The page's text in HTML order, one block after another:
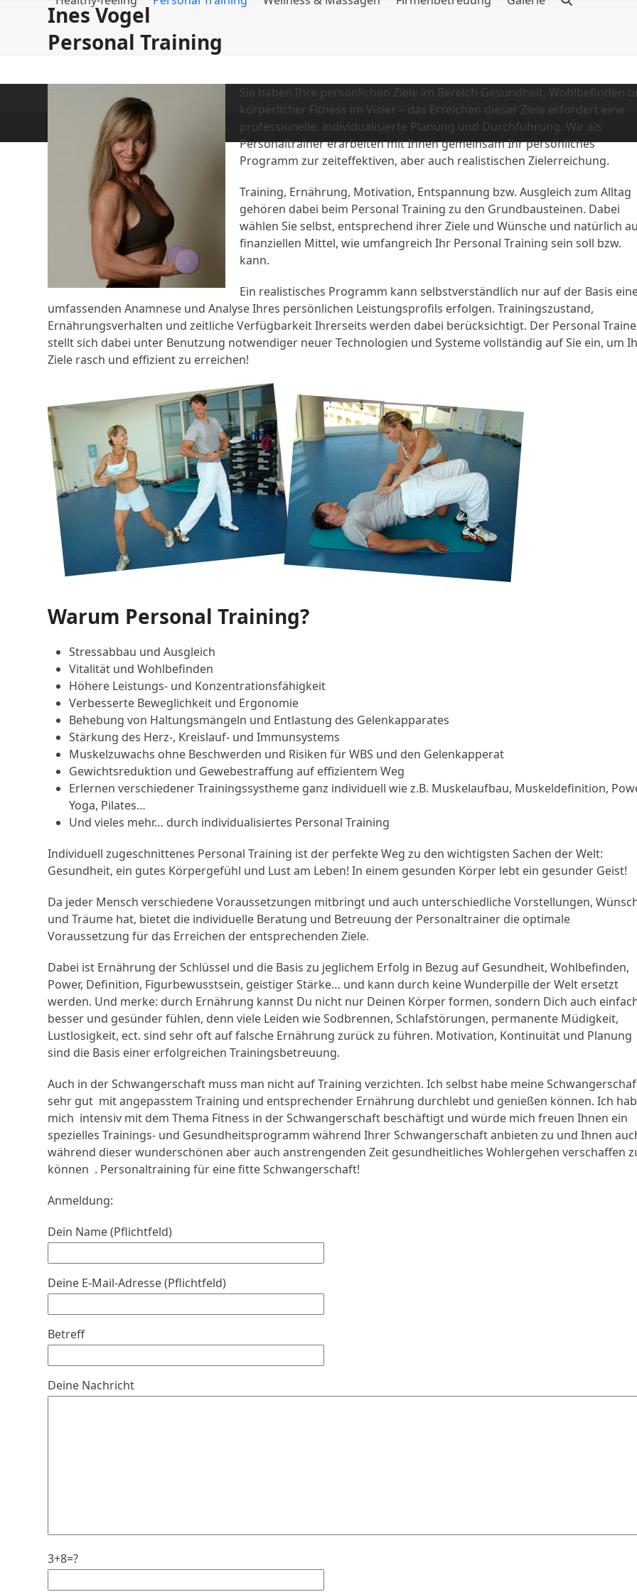
Ines Vogel
Personal Training
Sie haben Ihre persönlichen Ziele im Bereich Gesundheit, Wohlbefinden
körperlicher Fitness im Visier – das Erreichen dieser Ziele erfordert eine
professionelle, individualisierte Planung und Durchführung. Wir als
Personaltrainer erarbeiten mit Ihnen gemeinsam Ihr persönliches
Programm zur zeiteffektiven, aber auch realistischen Zielerreichung.
Training, Ernährung, Motivation, Entspannung bzw. Ausgleich zum Alltag
gehören dabei beim Personal Training zu den Grundbausteinen. Dabei
wählen Sie selbst, entsprechend ihrer Ziele und Wünsche und natürlich
finanziellen Mittel, wie umfangreich Ihr Personal Training sein soll bzw.
kann.
Ein realistisches Programm kann selbstverständlich nur auf der Basis
umfassenden Anamnese und Analyse Ihres persönlichen Leistungsprofils erfolgen. Trainingszustand,
Ernährungsverhalten und zeitliche Verfügbarkeit Ihrerseits werden dabei berücksichtigt. Der Personal
stellt sich dabei unter Benutzung notwendiger neuer Technologien und Systeme vollständig auf Sie ein, um
Ziele rasch und effizient zu erreichen!
Warum Personal Training?
Stressabbau und Ausgleich
Vitalität und Wohlbefinden
Höhere Leistungs- und Konzentrationsfähigkeit
Verbesserte Beweglichkeit und Ergonomie
Behebung von Haltungsmängeln und Entlastung des Gelenkapparates
Stärkung des Herz-, Kreislauf- und Immunsystems
Muskelzuwachs ohne Beschwerden und Risiken für WBS und den Gelenkapperat
Gewichtsreduktion und Gewebestraffung auf effizientem Weg
Erlernen verschiedener Trainingssystheme ganz individuell wie z.B. Muskelaufbau, Muskeldefinition,
Yoga, Pilates…
Und vieles mehr… durch individualisiertes Personal Training
Individuell zugeschnittenes Personal Training ist der perfekte Weg zu den wichtigsten Sachen der Welt:
Gesundheit, ein gutes Körpergefühl und Lust am Leben! In einem gesunden Körper lebt ein gesunder Geist!
Da jeder Mensch verschiedene Voraussetzungen mitbringt und auch unterschiedliche Vorstellungen,
und Träume hat, bietet die individuelle Beratung und Betreuung der Personaltrainer die optimale
Voraussetzung für das Erreichen der entsprechenden Ziele.
Dabei ist Ernährung der Schlüssel und die Basis zu jeglichem Erfolg in Bezug auf Gesundheit, Wohlbefinden,
Power, Definition, Figurbewusstsein, geistiger Stärke… und kann durch keine Wunderpille der Welt ersetzt
werden. Und merke: durch Ernährung kannst Du nicht nur Deinen Körper formen, sondern Dich auch
besser und gesünder fühlen, denn viele Leiden wie Sodbrennen, Schlafstörungen, permanente Müdigkeit,
Lustlosigkeit, ect. sind sehr oft auf falsche Ernährung zurück zu führen. Motivation, Kontinuität und Planung
sind die Basis einer erfolgreichen Trainingsbetreuung.
Auch in der Schwangerschaft muss man nicht auf Training verzichten. Ich selbst habe meine
sehr gut mit angepasstem Training und entsprechender Ernährung durchlebt und genießen können. Ich
mich intensiv mit dem Thema Fitness in der Schwangerschaft beschäftigt und würde mich freuen Ihnen ein
spezielles Trainings- und Gesundheitsprogramm während Ihrer Schwangerschaft anbieten zu und Ihnen
während dieser wunderschönen aber auch anstrengenden Zeit gesundheitliches Wohlergehen verschaffen
können . Personaltraining für eine fitte Schwangerschaft!
Anmeldung:
Dein Name (Pflichtfeld)
Deine E-Mail-Adresse (Pflichtfeld)
Betreff
Deine Nachricht
3+8=?